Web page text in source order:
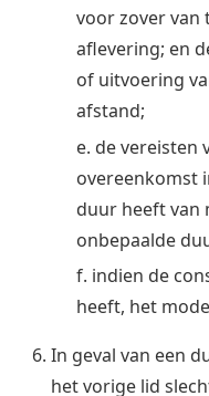
voor zover van
aflevering; en
of uitvoering
afstand;
e. de vereisten
overeenkomst
duur heeft van
onbepaalde
f. indien de
heeft, het
In geval van een
het vorige lid